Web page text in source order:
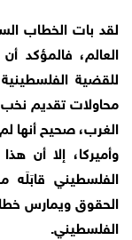
لقد بات الخطاب
العالم، فالمؤكد
للقضية
محاولات تقديم نخب
الغرب، صحيح أنها
وأميركا، إلا أن
الفلسطيني
الحقوق ويمارس
الفلسطيني.